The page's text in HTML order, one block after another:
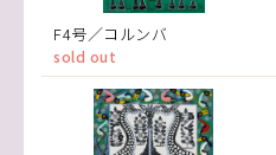
F4号／コルンバ
sold out